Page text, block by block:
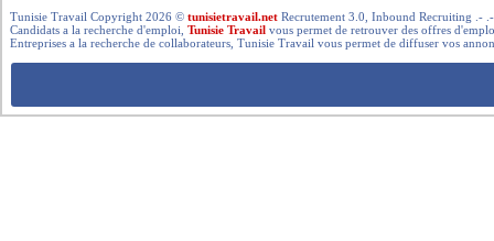
Tunisie Travail Copyright 2026 ©tunisietravail.net Recrutement 3.0, Inbound Recruiting .-
Candidats a la recherche d'emploi,Tunisie Travail vous permet de retrouver des offres
Entreprises a la recherche de collaborateurs, Tunisie Travail vous permet de diffuser vos